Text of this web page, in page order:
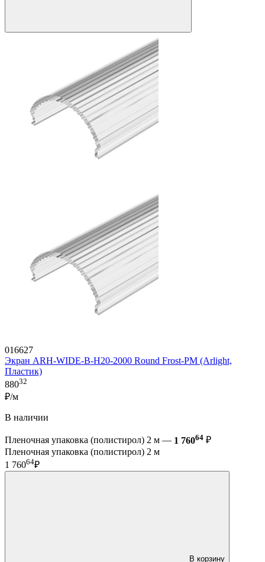
016627
Экран ARH-WIDE-B-H20-2000 Round Frost-PM (Arlight,
Пластик)
88032
₽/м
В наличии
Пленочная упаковка (полистирол) 2 м — 1 76064 ₽
Пленочная упаковка (полистирол) 2 м
1 76064₽
В корзину